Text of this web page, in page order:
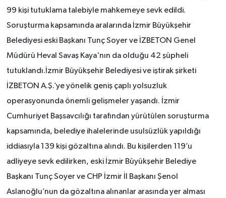
99 kişi tutuklama talebiyle mahkemeye sevk edildi.
Soruşturma kapsamında aralarında İzmir Büyükşehir
Belediyesi eski Başkanı Tunç Soyer ve İZBETON Genel
Müdürü Heval Savaş Kaya'nın da olduğu 42 şüpheli
tutuklandı.İzmir Büyükşehir Belediyesi ve iştirak şirketi
İZBETON A.Ş.’ye yönelik geniş çaplı yolsuzluk
operasyonunda önemli gelişmeler yaşandı. İzmir
Cumhuriyet Başsavcılığı tarafından yürütülen soruşturma
kapsamında, belediye ihalelerinde usulsüzlük yapıldığı
iddiasıyla 139 kişi gözaltına alındı. Bu kişilerden 119’u
adliyeye sevk edilirken, eski İzmir Büyükşehir Belediye
Başkanı Tunç Soyer ve CHP İzmir İl Başkanı Şenol
Aslanoğlu’nun da gözaltına alınanlar arasında yer alması